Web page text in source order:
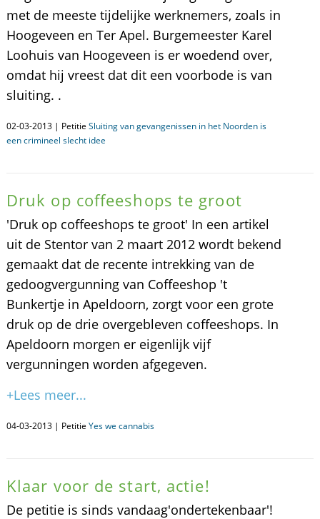
met de meeste tijdelijke werknemers, zoals in
Hoogeveen en Ter Apel. Burgemeester Karel
Loohuis van Hoogeveen is er woedend over,
omdat hij vreest dat dit een voorbode is van
sluiting. .
02-03-2013 | Petitie Sluiting van gevangenissen in het Noorden is
een crimineel slecht idee
Druk op coffeeshops te groot
'Druk op coffeeshops te groot' In een artikel
uit de Stentor van 2 maart 2012 wordt bekend
gemaakt dat de recente intrekking van de
gedoogvergunning van Coffeeshop 't
Bunkertje in Apeldoorn, zorgt voor een grote
druk op de drie overgebleven coffeeshops. In
Apeldoorn morgen er eigenlijk vijf
vergunningen worden afgegeven.
+Lees meer...
04-03-2013 | Petitie Yes we cannabis
Klaar voor de start, actie!
De petitie is sinds vandaag'ondertekenbaar'!